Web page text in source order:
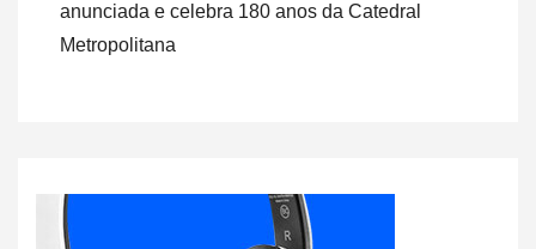
anunciada e celebra 180 anos da Catedral
Metropolitana